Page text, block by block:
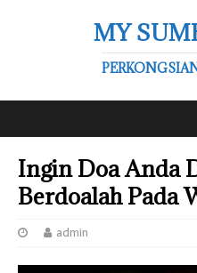
MY
Ingin Doa Anda
Berdoalah Pada
admin